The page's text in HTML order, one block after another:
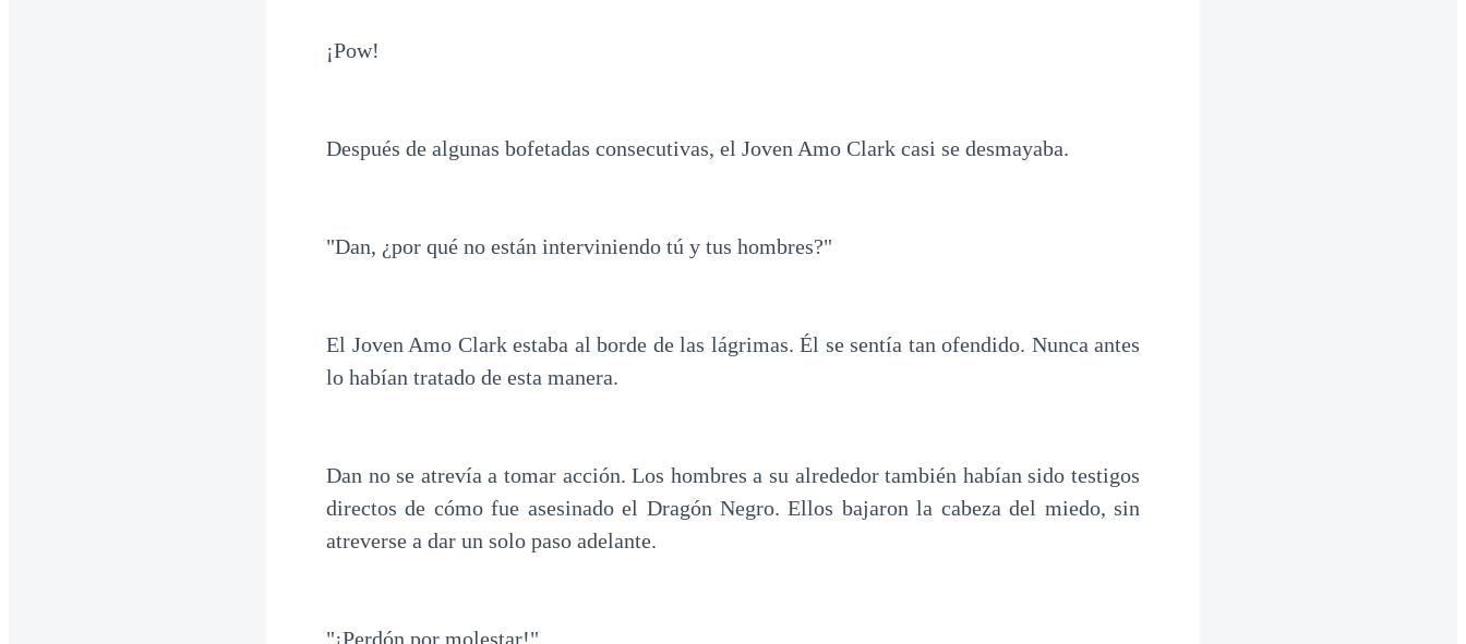
¡Pow!
Después de algunas bofetadas consecutivas, el Joven Amo Clark casi se desmayaba.
"Dan, ¿por qué no están interviniendo tú y tus hombres?"
El Joven Amo Clark estaba al borde de las lágrimas. Él se sentía tan ofendido. Nunca antes
lo habían tratado de esta manera.
Dan no se atrevía a tomar acción. Los hombres a su alrededor también habían sido testigos
directos de cómo fue asesinado el Dragón Negro. Ellos bajaron la cabeza del miedo, sin
atreverse a dar un solo paso adelante.
"¡Perdón por molestar!"